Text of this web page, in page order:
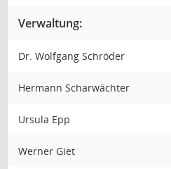
Verwaltung:
Dr. Wolfgang Schröder
Hermann Scharwächter
Ursula Epp
Werner Giet